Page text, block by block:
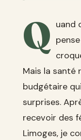
Q uand
Mais la santé
budgétaire
surprises.
recevoir des
Limoges, je